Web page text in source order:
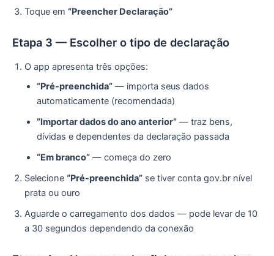
Toque em “Preencher Declaração”
Etapa 3 — Escolher o tipo de declaração
O app apresenta três opções:
“Pré-preenchida” — importa seus dados
automaticamente (recomendada)
“Importar dados do ano anterior” — traz bens,
dívidas e dependentes da declaração passada
“Em branco” — começa do zero
Selecione “Pré-preenchida” se tiver conta gov.br nível
prata ou ouro
Aguarde o carregamento dos dados — pode levar de 10
a 30 segundos dependendo da conexão